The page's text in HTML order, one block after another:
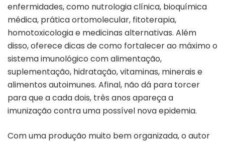
enfermidades, como nutrologia clínica, bioquímica
médica, prática ortomolecular, fitoterapia,
homotoxicologia e medicinas alternativas. Além
disso, oferece dicas de como fortalecer ao máximo o
sistema imunológico com alimentação,
suplementação, hidratação, vitaminas, minerais e
alimentos autoimunes. Afinal, não dá para torcer
para que a cada dois, três anos apareça a
imunização contra uma possível nova epidemia.
Com uma produção muito bem organizada, o autor